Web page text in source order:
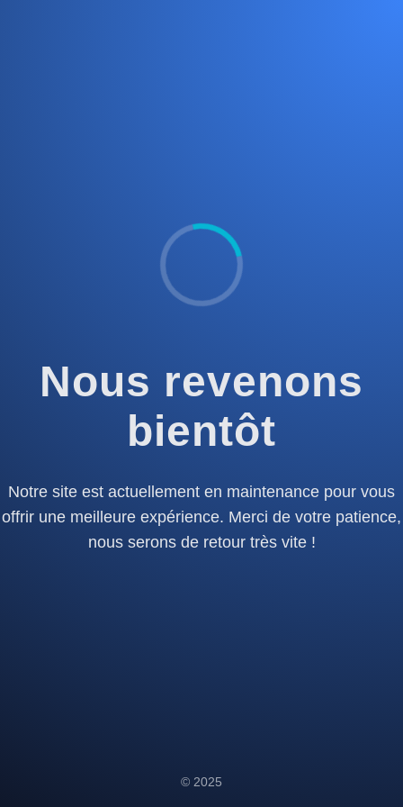
Nous revenons
bientôt
Notre site est actuellement en maintenance pour vous
offrir une meilleure expérience. Merci de votre patience,
nous serons de retour très vite !
© 2025